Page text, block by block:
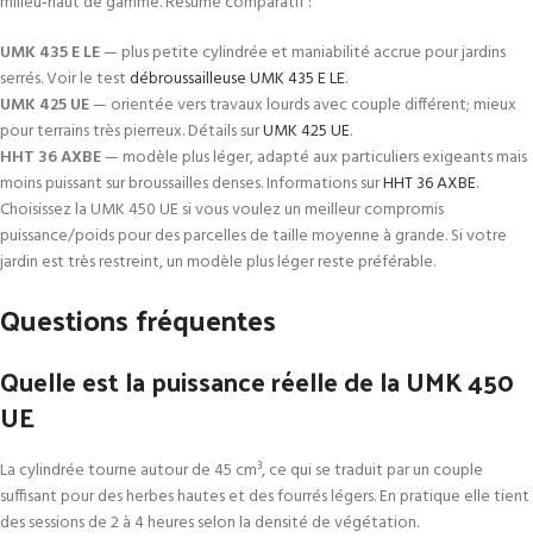
UMK 435 E LE— plus petite cylindrée et maniabilité accrue pour jardins
serrés. Voir le testdébroussailleuse UMK 435 E LE.
UMK 425 UE— orientée vers travaux lourds avec couple différent; mieux
pour terrains très pierreux. Détails surUMK 425 UE.
HHT 36 AXBE— modèle plus léger, adapté aux particuliers exigeants mais
moins puissant sur broussailles denses. Informations surHHT 36 AXBE.
Choisissez la UMK 450 UE si vous voulez un meilleur compromis
puissance/poids pour des parcelles de taille moyenne à grande. Si votre
jardin est très restreint, un modèle plus léger reste préférable.
Questions fréquentes
Quelle est la puissance réelle de la UMK 450
UE
La cylindrée tourne autour de 45 cm³, ce qui se traduit par un couple
suffisant pour des herbes hautes et des fourrés légers. En pratique elle tient
des sessions de 2 à 4 heures selon la densité de végétation.